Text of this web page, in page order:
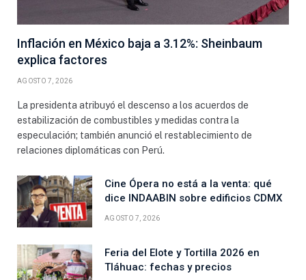
Inflación en México baja a 3.12%: Sheinbaum
explica factores
AGOSTO 7, 2026
La presidenta atribuyó el descenso a los acuerdos de
estabilización de combustibles y medidas contra la
especulación; también anunció el restablecimiento de
relaciones diplomáticas con Perú.
Cine Ópera no está a la venta: qué
dice INDAABIN sobre edificios CDMX
AGOSTO 7, 2026
Feria del Elote y Tortilla 2026 en
Tláhuac: fechas y precios